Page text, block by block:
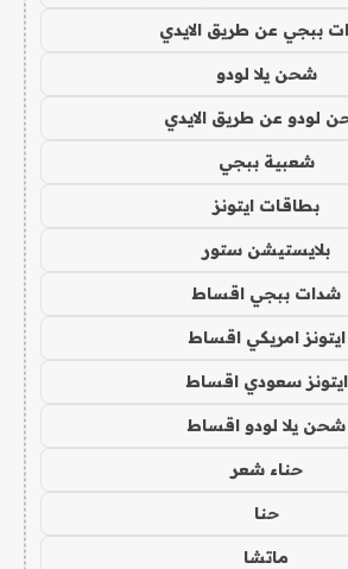
ببجي عن طريق الايدي
شحن يلا لودو
لودو عن طريق الايدي
شعبية ببجي
بطاقات ايتونز
بلايستيشن ستور
شدات ببجي اقساط
ايتونز امريكي اقساط
ايتونز سعودي اقساط
شحن يلا لودو اقساط
حناء شعر
حنا
ماتشا